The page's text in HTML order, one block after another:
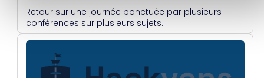
Retour sur une journée ponctuée par plusieurs
conférences sur plusieurs sujets.